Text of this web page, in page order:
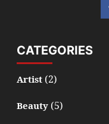
CATEGORIES
Artist(2)
Beauty(5)